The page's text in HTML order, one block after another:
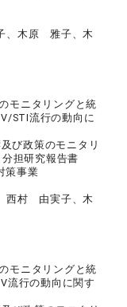
木原 雅子、木
モニタリングと統
STI流行の動向に
び政策のモニタリ
担研究報告書
策事業
村 由実子、木
モニタリングと統
流行の動向に関す